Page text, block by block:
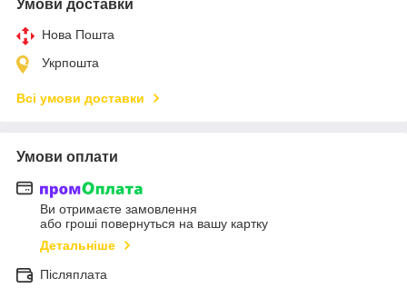
Умови доставки
Нова Пошта
Укрпошта
Всі умови доставки
Умови оплати
Ви отримаєте замовлення
або гроші повернуться на вашу картку
Детальніше
Післяплата